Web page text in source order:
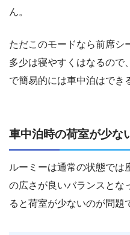
ん。
ただこのモードなら前席シ
多少は寝やすくはなるので
で簡易的には車中泊はでき
車中泊時の荷室が少な
ルーミーは通常の状態では
の広さが良いバランスとな
ると荷室が少ないのが問題